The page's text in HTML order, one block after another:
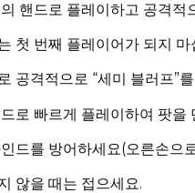
핸드로 플레이하고 공격적
첫 번째 플레이어가 되지 마
공격적으로 “세미 블러프”
로 빠르게 플레이하여 팟을
드를 방어하세요(오른손으
않을 때는 접으세요.